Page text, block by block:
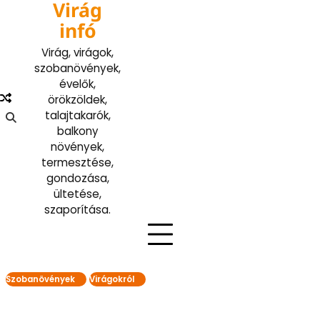
Virág
infó
Virág, virágok,
szobanövények,
évelők,
örökzöldek,
talajtakarók,
balkony
növények,
termesztése,
gondozása,
ültetése,
szaporítása.
Szobanövények Virágokról